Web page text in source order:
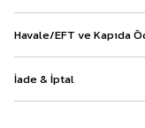
Havale/EFT ve Kapıda
İade & İptal